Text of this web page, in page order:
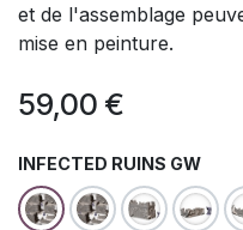
et de l'assemblage
mise en peinture.
59,00 €
INFECTED RUINS GW